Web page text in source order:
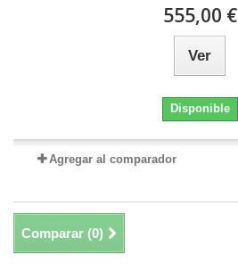
555,00 €
Ver
Disponible
Agregar al comparador
Comparar (0)